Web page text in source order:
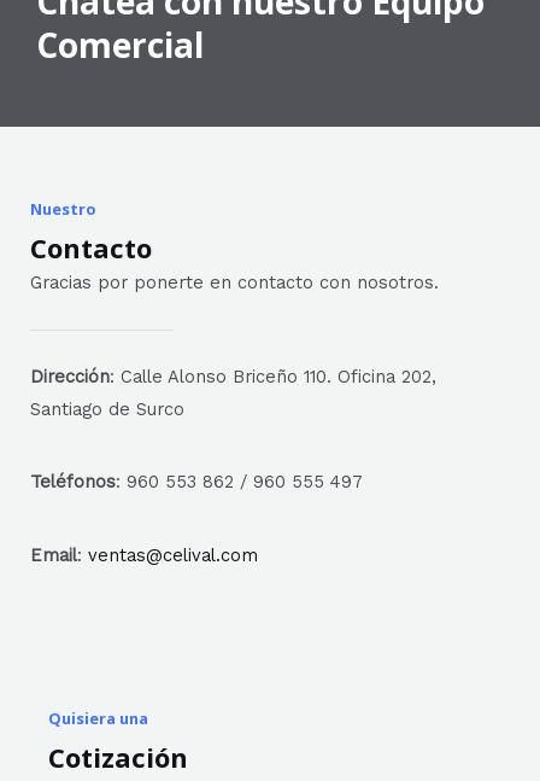
Comercial
Nuestro
Contacto
Gracias por ponerte en contacto con nosotros.
Dirección: Calle Alonso Briceño 110. Oficina 202,
Santiago de Surco
Teléfonos: 960 553 862 / 960 555 497
Email: ventas@celival.com
Quisiera una
Cotización